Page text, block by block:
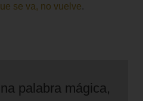
se va, no vuelve.
palabra mágica,